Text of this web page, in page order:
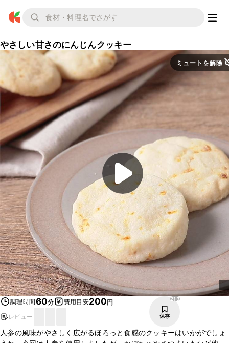
やさしい甘さのにんじんクッキー
ミュートを解除
調理時間60分 費用目安200円
レビュー
213
保存
人参の風味がやさしく広がるほろっと食感のクッキーはいかがでしょ